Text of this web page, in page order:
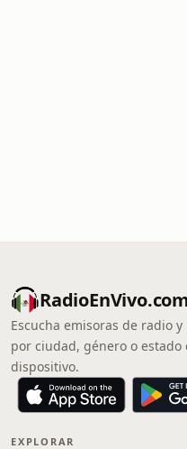
Escucha emisoras de radio
por ciudad, género o
dispositivo.
EXPLORAR